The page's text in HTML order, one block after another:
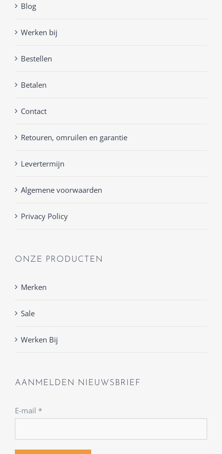
Blog
Werken bij
Bestellen
Betalen
Contact
Retouren, omruilen en garantie
Levertermijn
Algemene voorwaarden
Privacy Policy
ONZE PRODUCTEN
Merken
Sale
Werken Bij
AANMELDEN NIEUWSBRIEF
E-mail *